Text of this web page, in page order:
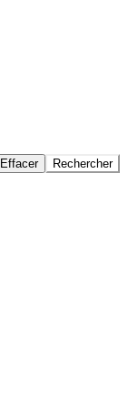
Effacer Rechercher